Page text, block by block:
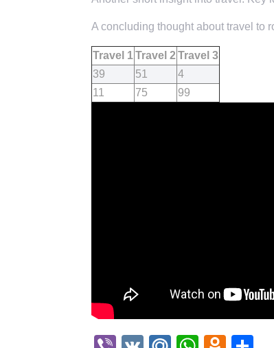
A concluding thought about travel to
Travel 1Travel 2 Travel 3
39
51
4
11
75 99